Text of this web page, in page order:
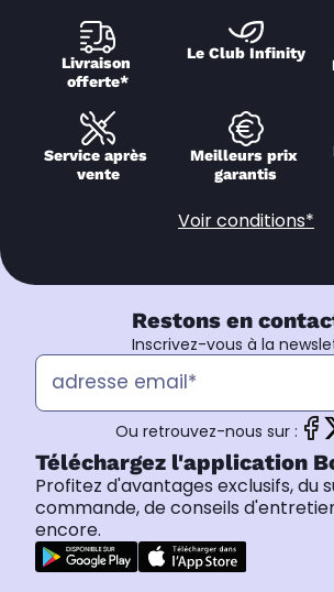
Livraison
offerte*
Le Club Infinity
Service après
vente
Meilleurs prix
garantis
Voir conditions*
Restons en
Inscrivez-vous à la
Ou retrouvez-nous sur :
Téléchargez l'application
Profitez d'avantages exclusifs, du
commande, de conseils
encore.